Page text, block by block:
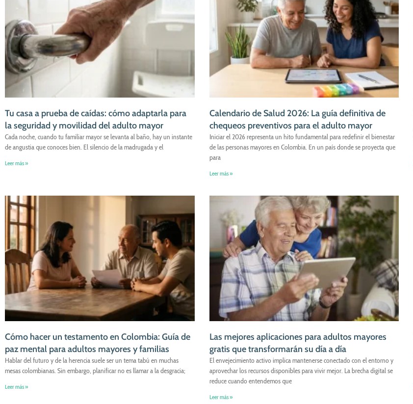
Tu casa a prueba de caídas: cómo adaptarla para
la seguridad y movilidad del adulto mayor
Cada noche, cuando tu familiar mayor se levanta al baño, hay un instante
de angustia que conoces bien. El silencio de la madrugada y el
Leer más »
Calendario de Salud 2026: La guía definitiva de
chequeos preventivos para el adulto mayor
Iniciar el 2026 representa un hito fundamental para redefinir el bienestar
de las personas mayores en Colombia. En un país donde se proyecta que
para
Leer más »
Cómo hacer un testamento en Colombia: Guía de
paz mental para adultos mayores y familias
Hablar del futuro y de la herencia suele ser un tema tabú en muchas
mesas colombianas. Sin embargo, planificar no es llamar a la desgracia;
Leer más »
Las mejores aplicaciones para adultos mayores
gratis que transformarán su día a día
El envejecimiento activo implica mantenerse conectado con el entorno y
aprovechar los recursos disponibles para vivir mejor. La brecha digital se
reduce cuando entendemos que
Leer más »